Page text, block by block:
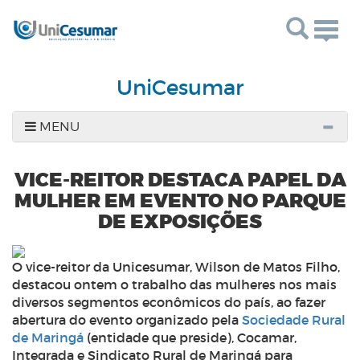
UniCesumar
MENU
VICE-REITOR DESTACA PAPEL DA
MULHER EM EVENTO NO PARQUE
DE EXPOSIÇÕES
O vice-reitor da Unicesumar, Wilson de Matos Filho,
destacou ontem o trabalho das mulheres nos mais
diversos segmentos econômicos do país, ao fazer
abertura do evento organizado pela Sociedade Rural
de Maringá (entidade que preside), Cocamar,
Integrada e Sindicato Rural de Maringá para